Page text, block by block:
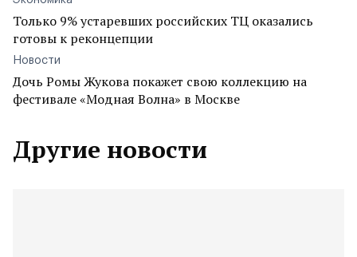
Только 9% устаревших российских ТЦ оказались
готовы к реконцепции
Новости
Дочь Ромы Жукова покажет свою коллекцию на
фестивале «Модная Волна» в Москве
Другие новости